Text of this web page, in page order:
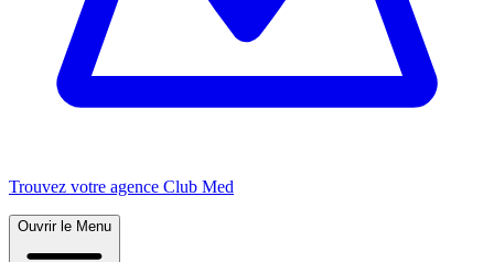
Trouvez votre agence Club Med
Ouvrir le Menu